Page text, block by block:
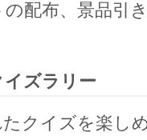
配布、景品引
ズラリー
クイズを楽し